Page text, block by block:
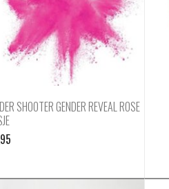
SHOOTER GENDER REVEAL ROSE